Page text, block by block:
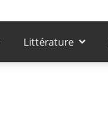
Littérature